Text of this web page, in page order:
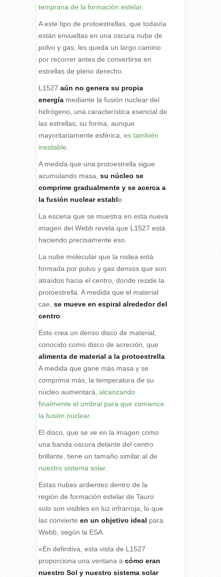
temprana de la formación estelar.
A este tipo de protoestrellas, que todavía
están envueltas en una oscura nube de
polvo y gas, les queda un largo camino
por recorrer antes de convertirse en
estrellas de pleno derecho.
L1527 aún no genera su propia
energíamediante la fusión nuclear del
hidrógeno, una característica esencial de
las estrellas; su forma, aunque
mayoritariamente esférica, es también
inestable.
A medida que una protoestrella sigue
acumulando masa, su núcleo se
comprime gradualmente y se acerca a
la fusión nuclear estable.
La escena que se muestra en esta nueva
imagen del Webb revela que L1527 está
haciendo precisamente eso.
La nube molecular que la rodea está
formada por polvo y gas densos que son
atraídos hacia el centro, donde reside la
protoestrella. A medida que el material
cae, se mueve en espiral alrededor del
centro.
Esto crea un denso disco de material,
conocido como disco de acreción, que
alimenta de material a la protoestrella.
A medida que gane más masa y se
comprima más, la temperatura de su
núcleo aumentará, alcanzando
finalmente el umbral para que comience
la fusión nuclear.
El disco, que se ve en la imagen como
una banda oscura delante del centro
brillante, tiene un tamaño similar al de
nuestro sistema solar.
Estas nubes ardientes dentro de la
región de formación estelar de Tauro
solo son visibles en luz infrarroja, lo que
las convierte en un objetivo ideal para
Webb, según la ESA.
«En definitiva, esta vista de L1527
proporciona una ventana a cómo eran
nuestro Sol y nuestro sistema solar